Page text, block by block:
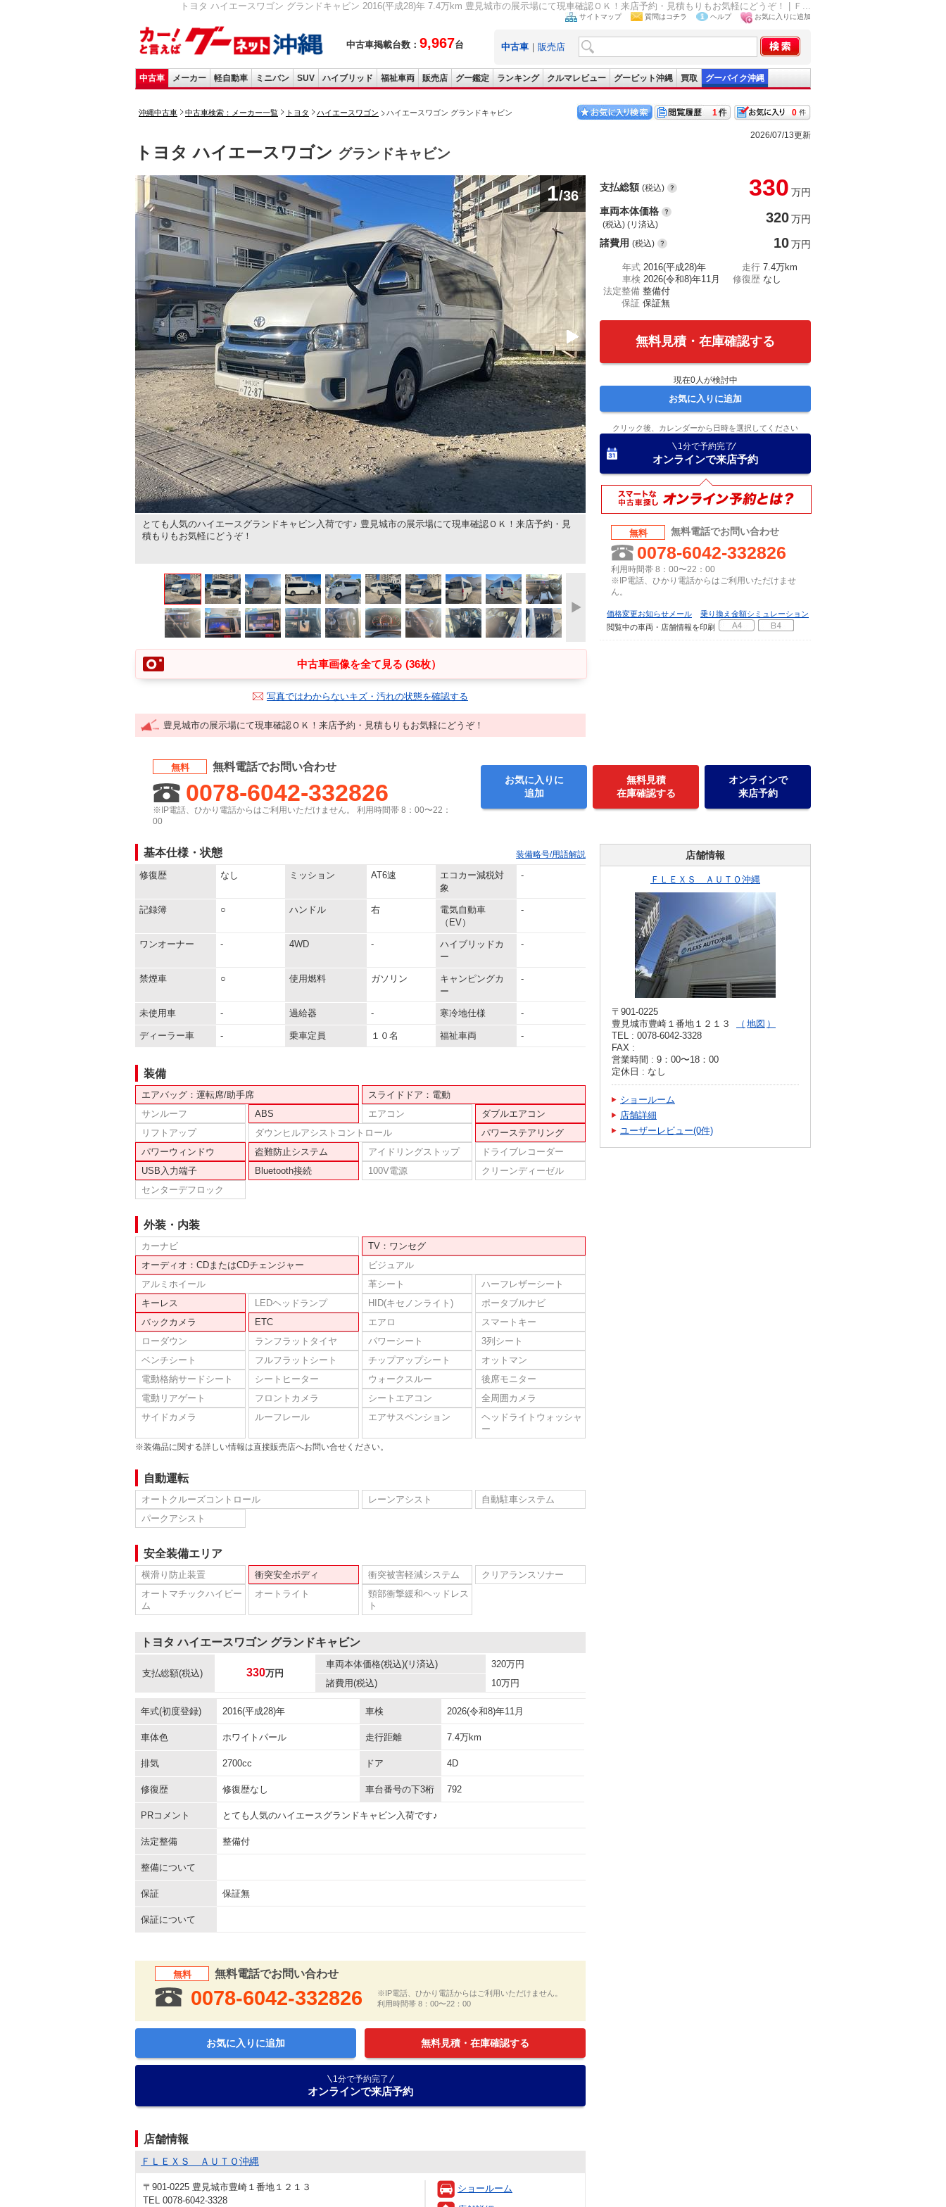
トヨタ ハイエースワゴン グランドキャビン 2016(平成28)年 7.4万km 豊見城市の展示場にて現車確認ＯＫ！来店予約・見積もりもお気軽にどうぞ！ | Ｆ...
中古車掲載台数： 9,967台
サイトマップ 質問はコチラ ヘルプ お気に入りに追加
中古車 ｜ 販売店
中古車 メーカー 軽自動車 ミニバン SUV ハイブリッド 福祉車両 販売店 グー鑑定 ランキング クルマレビュー グーピット沖縄 買取 グーバイク沖縄
沖縄中古車 中古車検索：メーカー一覧 トヨタ ハイエースワゴン ハイエースワゴン グランドキャビン 0
1
2026/07/13更新
トヨタ ハイエースワゴン グランドキャビン
とても人気のハイエースグランドキャビン入荷です♪ 豊見城市の展示場にて現車確認ＯＫ！来店予約・見
積もりもお気軽にどうぞ！
1/36
中古車画像を全て見る (36枚）
写真ではわからないキズ・汚れの状態を確認する
豊見城市の展示場にて現車確認ＯＫ！来店予約・見積もりもお気軽にどうぞ！
支払総額 (税込) 330 万円
車両本体価格
(税込) (リ済込) 320万円
諸費用 (税込) 10万円
年式 2016(平成28)年 走行 7.4万km
車検 2026(令和8)年11月 修復歴 なし
法定整備 整備付
保証 保証無
無料見積・在庫確認する
現在0人が検討中
お気に入りに追加
クリック後、カレンダーから日時を選択してください
1分で予約完了
オンラインで来店予約
無料 無料電話でお問い合わせ
0078-6042-332826
利用時間帯 8：00〜22：00
※IP電話、ひかり電話からはご利用いただけませ
ん。
価格変更お知らせメール
乗り換え金額シミュレーション
閲覧中の車両・店舗情報を印刷
無料 無料電話でお問い合わせ
0078-6042-332826
※IP電話、ひかり電話からはご利用いただけません。 利用時間帯 8：00〜22：
00
お気に入りに
追加
無料見積
在庫確認する
オンラインで
来店予約
基本仕様・状態 装備略号/用語解説
修復歴 なし ミッション AT6速
エコカー減税対
象
-
記録簿 ○ ハンドル 右
電気自動車
（EV）
-
ワンオーナー - 4WD -
ハイブリッドカ
ー
-
禁煙車 ○ 使用燃料 ガソリン
キャンピングカ
ー
-
未使用車 - 過給器 - 寒冷地仕様 -
ディーラー車 - 乗車定員 １０名 福祉車両 -
装備
エアバッグ：運転席/助手席
スライドドア：電動
サンルーフ
ABS エアコン
ダブルエアコン
リフトアップ
ダウンヒルアシストコントロール
パワーステアリング
パワーウィンドウ
盗難防止システム アイドリングストップ
ドライブレコーダー
USB入力端子
Bluetooth接続 100V電源
クリーンディーゼル
センターデフロック
外装・内装
カーナビ
TV：ワンセグ
オーディオ：CDまたはCDチェンジャー
ビジュアル
アルミホイール
革シート
ハーフレザーシート
キーレス
LEDヘッドランプ HID(キセノンライト)
ポータブルナビ
バックカメラ
ETC エアロ
スマートキー
ローダウン
ランフラットタイヤ パワーシート
3列シート
ベンチシート
フルフラットシート チップアップシート
オットマン
電動格納サードシート
シートヒーター ウォークスルー
後席モニター
電動リアゲート
フロントカメラ シートエアコン
全周囲カメラ
サイドカメラ
ルーフレール エアサスペンション
ヘッドライトウォッシャ
ー
※装備品に関する詳しい情報は直接販売店へお問い合せください。
自動運転
オートクルーズコントロール レーンアシスト
自動駐車システム
パークアシスト
安全装備エリア
横滑り防止装置 衝突安全ボディ 衝突被害軽減システム
クリアランスソナー
オートマチックハイビー
ム
オートライト
頸部衝撃緩和ヘッドレス
ト
トヨタ ハイエースワゴン グランドキャビン
支払総額(税込) 330万円
車両本体価格(税込)(リ済込) 320万円
諸費用(税込) 10万円
年式(初度登録) 2016(平成28)年 車検 2026(令和8)年11月
車体色 ホワイトパール 走行距離 7.4万km
排気 2700cc ドア 4D
修復歴 修復歴なし 車台番号の下3桁 792
PRコメント とても人気のハイエースグランドキャビン入荷です♪
法定整備 整備付
整備について
保証 保証無
保証について
無料 無料電話でお問い合わせ
0078-6042-332826
※IP電話、ひかり電話からはご利用いただけません。
利用時間帯 8：00〜22：00
お気に入りに追加 無料見積・在庫確認する
1分で予約完了
オンラインで来店予約
店舗情報
ＦＬＥＸＳ ＡＵＴＯ沖縄
〒901-0225 豊見城市豊崎１番地１２１３
TEL 0078-6042-3328
ショールーム
店舗情報
ＦＬＥＸＳ ＡＵＴＯ沖縄
〒901-0225
豊見城市豊崎１番地１２１３
地図
TEL : 0078-6042-3328
FAX :
営業時間 : 9：00〜18：00
定休日 : なし
ショールーム
店舗詳細
ユーザーレビュー(0件)